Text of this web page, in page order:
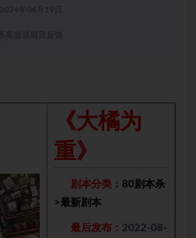
2024年04月19日
客服或留言反馈
《大橘为
重》
剧本分类： 80剧本杀
>最新剧本
最后发布： 2022-08-